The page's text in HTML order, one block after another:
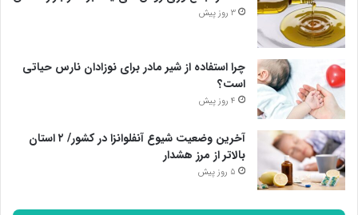
3 روز پیش
چرا استفاده از شیر مادر برای نوزادان نارس حیاتی
است؟
4 روز پیش
آخرین وضعیت شیوع آنفلوانزا در کشور/ ۲ استان
بالاتر از مرز هشدار
5 روز پیش